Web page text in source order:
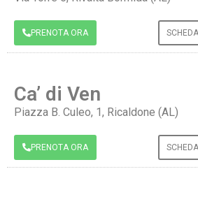
PRENOTA ORA
Ca’ di Ven
Piazza B. Culeo, 1, Ricaldone (AL)
PRENOTA ORA